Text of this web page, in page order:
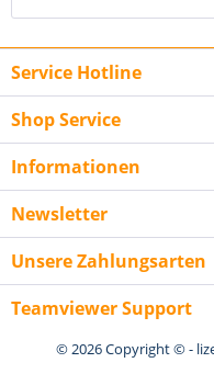
Service Hotline
Shop Service
Informationen
Newsletter
Unsere Zahlungsarten
Teamviewer Support
© 2026 Copyright © -